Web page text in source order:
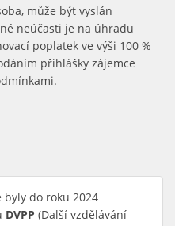
může být vyslán
neúčasti je na úhradu
poplatek ve výši 100 %
přihlášky zájemce
byly do roku 2024
DVPP (Další vzdělávání